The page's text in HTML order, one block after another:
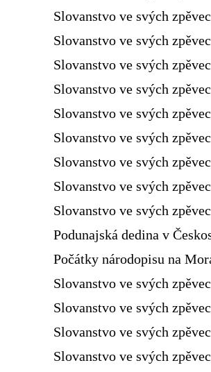
Slovanstvo ve svých
Slovanstvo ve svých
Slovanstvo ve svých
Slovanstvo ve svých
Slovanstvo ve svých
Slovanstvo ve svých
Slovanstvo ve svých
Slovanstvo ve svých
Slovanstvo ve svých
Podunajská dedina v
Počátky národopisu na
Slovanstvo ve svých
Slovanstvo ve svých
Slovanstvo ve svých
Slovanstvo ve svých